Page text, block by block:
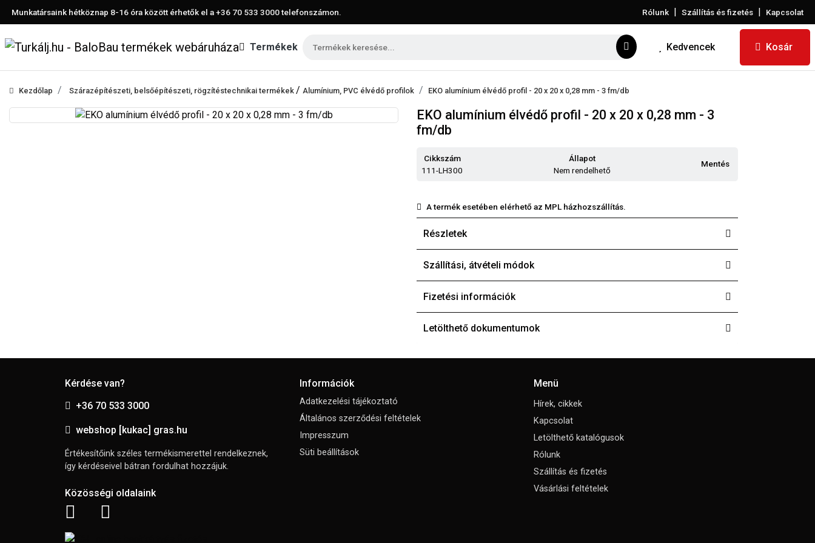
Munkatársaink hétköznap 8-16 óra között érhetők el a+36 70 533 3000telefonszámon. Rólunk | Szállítás és fizetés | Kapcsolat
Termékek Kedvencek Kosár
Kezdőlap Szárazépítészeti, belsőépítészeti, rögzítéstechnikai termékek / Alumínium, PVC élvédő profilok EKO alumínium élvédő profil - 20 x 20 x 0,28 mm - 3 fm/db
EKO alumínium élvédő profil - 20 x 20 x 0,28 mm - 3
fm/db
Cikkszám
111-LH300
Állapot
Nem rendelhető
Mentés
A termék esetében elérhető az MPL házhozszállítás.
Részletek
Szállítási, átvételi módok
Fizetési információk
Letölthető dokumentumok
Kérdése van?
+36 70 533 3000
webshop [kukac] gras.hu
Értékesítőink széles termékismerettel rendelkeznek,
így kérdéseivel bátran fordulhat hozzájuk.
Közösségi oldalaink
Információk
Adatkezelési tájékoztató
Általános szerződési feltételek
Impresszum
Süti beállítások
Menü
Hírek, cikkek
Kapcsolat
Letölthető katalógusok
Rólunk
Szállítás és fizetés
Vásárlási feltételek